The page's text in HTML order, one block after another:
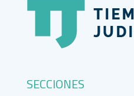
SECCIONES